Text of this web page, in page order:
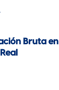
Bruta en